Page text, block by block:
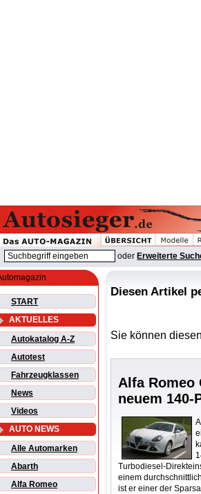
oder Erweiterte
START
AKTUELLES
Autokatalog A-Z
Autotest
Fahrzeugklassen
News
Videos
AUTO NEWS
Alle Automarken
Abarth
Alfa Romeo
Diesen Artikel
Sie können
Alfa
neuem 140-
Turbodiesel-
einem
ist er einer der